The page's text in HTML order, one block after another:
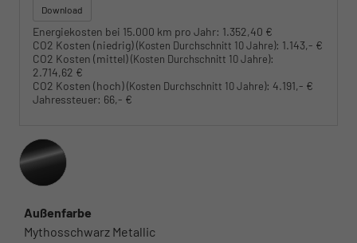
Download
Energiekosten bei 15.000 km pro Jahr: 1.352,40 €
CO2 Kosten (niedrig)(Kosten Durchschnitt 10 Jahre): 1.143,- €
CO2 Kosten (mittel)(Kosten Durchschnitt 10 Jahre):
2.714,62 €
CO2 Kosten (hoch)(Kosten Durchschnitt 10 Jahre): 4.191,- €
Jahressteuer: 66,- €
Außenfarbe
Mythosschwarz Metallic